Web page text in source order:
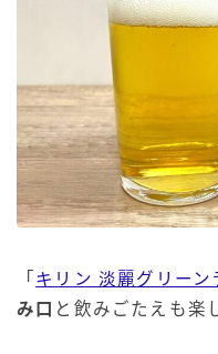
「 キリン 淡麗グリーン
み口 と飲みごたえも楽